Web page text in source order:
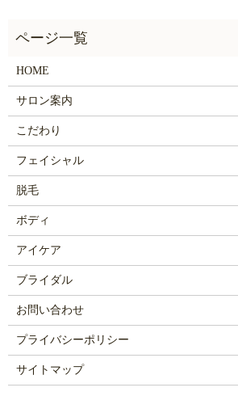
HOME
サロン案内
こだわり
フェイシャル
脱毛
ボディ
アイケア
ブライダル
お問い合わせ
プライバシーポリシー
サイトマップ